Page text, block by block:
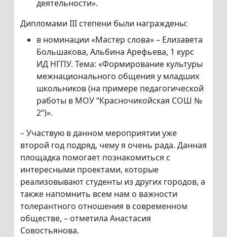
деятельности».
Дипломами III степени были награждены:
в номинации «Мастер слова» – Елизавета
Большакова, Альбина Арефьева, 1 курс
ИД НГПУ. Тема: «Формирование культуры
межнационального общения у младших
школьников (на примере педагогической
работы в МОУ “Красночикойская СОШ №
2“)».
– Участвую в данном мероприятии уже
второй год подряд, чему я очень рада. Данная
площадка помогает познакомиться с
интересными проектами, которые
реализовывают студенты из других городов, а
также напомнить всем нам о важности
толерантного отношения в современном
обществе, – отметила Анастасия
Совостьянова.